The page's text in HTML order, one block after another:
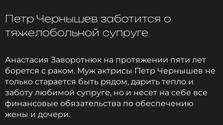
Ранее мы рассказывали, как поклонники
Фото: соцсети Анны Заворотнюк
Читайте нас в Одноклассниках,
Петр Чернышев заботится о
тяжелобольной супруге
Анастасия Заворотнюк на протяжении пяти лет
борется с раком. Муж актрисы Петр Чернышев не
только старается быть рядом, дарить тепло и
заботу любимой супруге, но и несет на себе все
финансовые обязательства по обеспечению
жены и дочери.